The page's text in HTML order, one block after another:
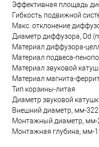
Эффективная площадь
Гибкость подвижной
Макс. отклонение
Диаметр диффузора, Dd
Материал диффузора-
Материал подвеса-
Материал звуковой
Материал магнита-
Тип корзины-литая
Диаметр звуковой
Внешний диаметр, мм-322
Монтажный диаметр, мм-
Монтажная глубина, мм-